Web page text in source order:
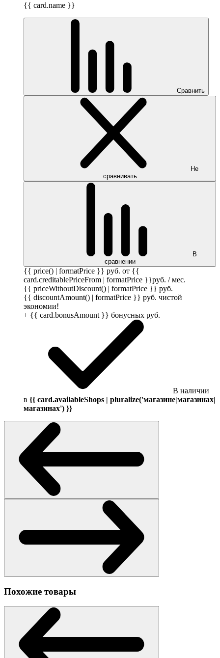
{{ card.name }}
Сравнить
Не
сравнивать
В
сравнении
{{ price() | formatPrice }} руб. от {{
card.creditablePriceFrom | formatPrice }}руб. / мес.
{{ priceWithoutDiscount() | formatPrice }} руб.
{{ discountAmount() | formatPrice }} руб. чистой
экономии!
+ {{ card.bonusAmount }} бонусных руб.
В наличии
в {{ card.availableShops | pluralize('магазине|магазинах|
магазинах') }}
Похожие товары